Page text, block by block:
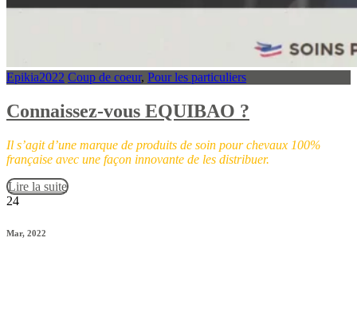
Epikia2022 Coup de coeur, Pour les particuliers
Connaissez-vous EQUIBAO ?
Il s’agit d’une marque de produits de soin pour chevaux 100%
française avec une façon innovante de les distribuer.
Lire la suite
24
Mar, 2022